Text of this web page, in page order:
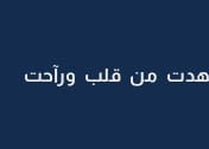
من قلب ورآحت